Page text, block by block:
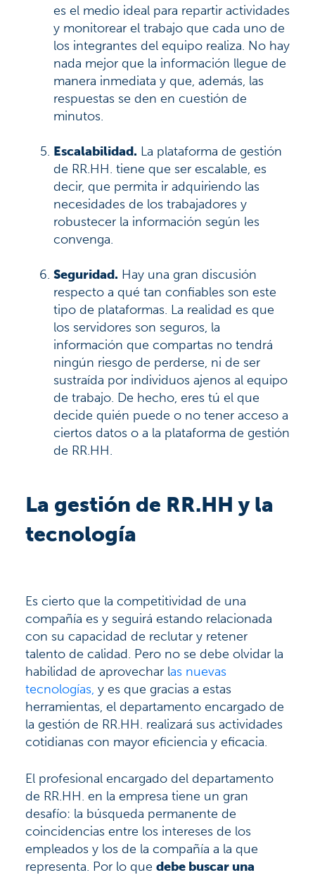
es el medio ideal para repartir actividades
y monitorear el trabajo que cada uno de
los integrantes del equipo realiza. No hay
nada mejor que la información llegue de
manera inmediata y que, además, las
respuestas se den en cuestión de
minutos.
Escalabilidad. La plataforma de gestión
de RR.HH. tiene que ser escalable, es
decir, que permita ir adquiriendo las
necesidades de los trabajadores y
robustecer la información según les
convenga.
Seguridad. Hay una gran discusión
respecto a qué tan confiables son este
tipo de plataformas. La realidad es que
los servidores son seguros, la
información que compartas no tendrá
ningún riesgo de perderse, ni de ser
sustraída por individuos ajenos al equipo
de trabajo. De hecho, eres tú el que
decide quién puede o no tener acceso a
ciertos datos o a la plataforma de gestión
de RR.HH.
La gestión de RR.HH y la
tecnología
Es cierto que la competitividad de una
compañía es y seguirá estando relacionada
con su capacidad de reclutar y retener
talento de calidad. Pero no se debe olvidar la
habilidad de aprovechar las nuevas
tecnologías, y es que gracias a estas
herramientas, el departamento encargado de
la gestión de RR.HH. realizará sus actividades
cotidianas con mayor eficiencia y eficacia.
El profesional encargado del departamento
de RR.HH. en la empresa tiene un gran
desafío: la búsqueda permanente de
coincidencias entre los intereses de los
empleados y los de la compañía a la que
representa. Por lo que debe buscar una